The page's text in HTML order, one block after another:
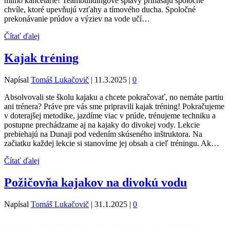
chvíle, ktoré upevňujú vzťahy a tímového ducha. Spoločné
prekonávanie prúdov a výziev na vode učí…
Čítať ďalej
Kajak tréning
Napísal Tomáš Lukačovič | 11.3.2025 | 0
Absolvovali ste školu kajaku a chcete pokračovať, no nemáte partiu
ani trénera? Práve pre vás sme pripravili kajak tréning! Pokračujeme
v doterajšej metodike, jazdíme viac v prúde, trénujeme techniku a
postupne prechádzame aj na kajaky do divokej vody. Lekcie
prebiehajú na Dunaji pod vedením skúseného inštruktora. Na
začiatku každej lekcie si stanovíme jej obsah a cieľ tréningu. Ak…
Čítať ďalej
Požičovňa kajakov na divokú vodu
Napísal Tomáš Lukačovič | 31.1.2025 | 0